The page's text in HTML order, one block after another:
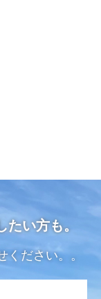
い方も。
ださい。。